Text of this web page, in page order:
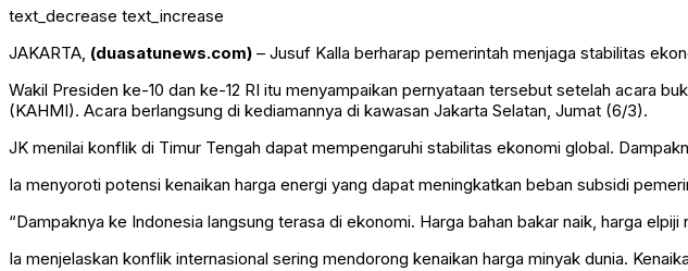
text_decrease text_increase
JAKARTA, (duasatunews.com) – Jusuf Kalla berharap pemerintah menjaga stabilitas
Wakil Presiden ke-10 dan ke-12 RI itu menyampaikan pernyataan tersebut setelah acara
(KAHMI). Acara berlangsung di kediamannya di kawasan Jakarta Selatan, Jumat (6/3).
JK menilai konflik di Timur Tengah dapat mempengaruhi stabilitas ekonomi global.
Ia menyoroti potensi kenaikan harga energi yang dapat meningkatkan beban subsidi
“Dampaknya ke Indonesia langsung terasa di ekonomi. Harga bahan bakar naik, harga
Ia menjelaskan konflik internasional sering mendorong kenaikan harga minyak dunia.